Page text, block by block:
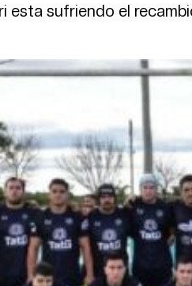
esta sufriendo el